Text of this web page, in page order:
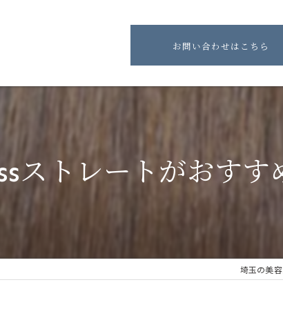
お問い合わせはこちら
ストレートがおすす
埼玉の美